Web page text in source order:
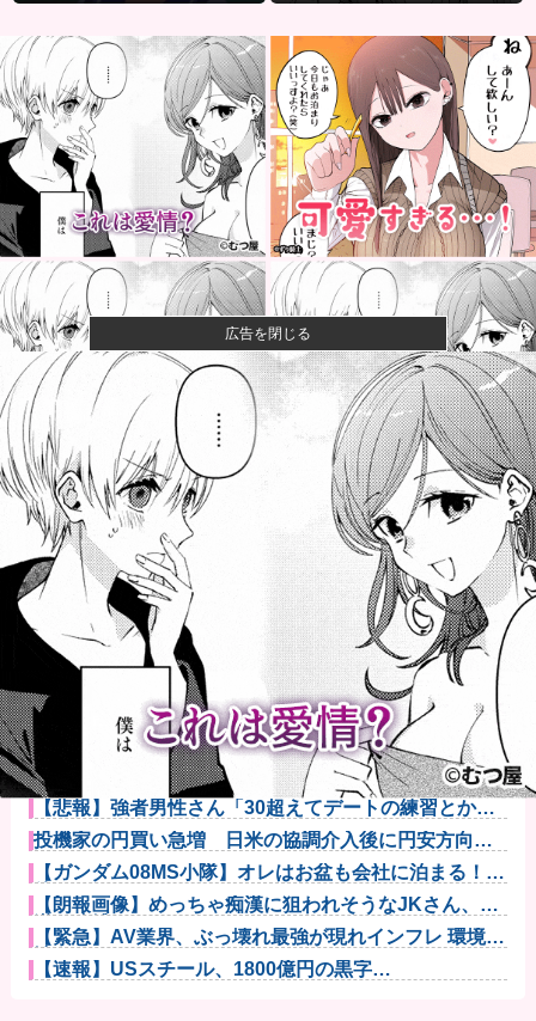
【悲報】八王子の夏祭り、衛生管理終わってた
【朗報】ハンターハンター最新話、ベンジャミンが覚
醒して主人公...
【悲報】最新話のモンキー・D・ルフィさん、あまりに
も情けなさ...
【悲報】イオン、完全にヤケクソになるｗｗｗｗ
広島カープ、オフのトークショーやテレビ出演等の
「副業」を禁止...
「ここのコンビニの店長マジでヤバい」と利用者が告
発、袋一杯の...
今でも「日本が世界トップ」なものって何がある？他
小園海斗、来店他
【悲報】強者男性さん「30超えてデートの練習とかし
てる奴なん...
投機家の円買い急増 日米の協調介入後に円安方向の
ポジションが...
【ガンダム08MS小隊】オレはお盆も会社に泊まる！！
他
【朗報画像】めっちゃ痴漢に狙われそうなJKさん、痴
漢を逮捕ｗ...
【緊急】AV業界、ぶっ壊れ最強が現れインフレ 環境崩
壊ｗｗｗ...
【速報】USスチール、1800億円の黒字
広告を閉じる